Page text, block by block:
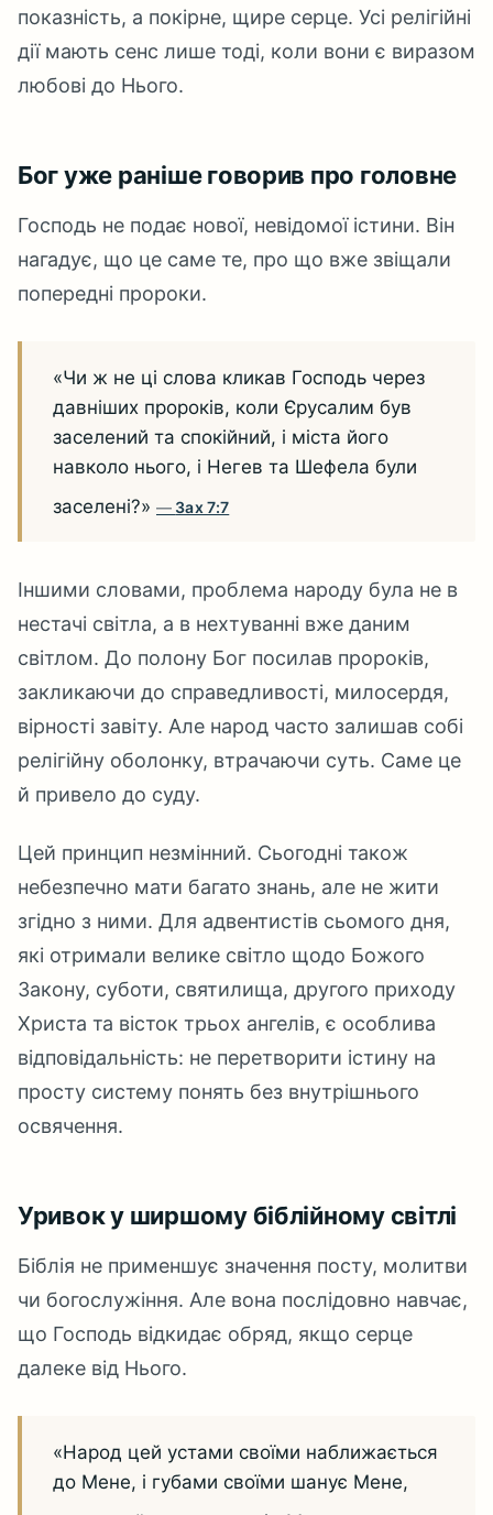
показність, а покірне, щире серце. Усі релігійні
дії мають сенс лише тоді, коли вони є виразом
любові до Нього.
Бог уже раніше говорив про головне
Господь не подає нової, невідомої істини. Він
нагадує, що це саме те, про що вже звіщали
попередні пророки.
«Чи ж не ці слова кликав Господь через
давніших пророків, коли Єрусалим був
заселений та спокійний, і міста його
навколо нього, і Негев та Шефела були
заселені?»
Зах 7:7
Іншими словами, проблема народу була не в
нестачі світла, а в нехтуванні вже даним
світлом. До полону Бог посилав пророків,
закликаючи до справедливості, милосердя,
вірності завіту. Але народ часто залишав собі
релігійну оболонку, втрачаючи суть. Саме це
й привело до суду.
Цей принцип незмінний. Сьогодні також
небезпечно мати багато знань, але не жити
згідно з ними. Для адвентистів сьомого дня,
які отримали велике світло щодо Божого
Закону, суботи, святилища, другого приходу
Христа та вісток трьох ангелів, є особлива
відповідальність: не перетворити істину на
просту систему понять без внутрішнього
освячення.
Уривок у ширшому біблійному світлі
Біблія не применшує значення посту, молитви
чи богослужіння. Але вона послідовно навчає,
що Господь відкидає обряд, якщо серце
далеке від Нього.
«Народ цей устами своїми наближається
до Мене, і губами своїми шанує Мене,